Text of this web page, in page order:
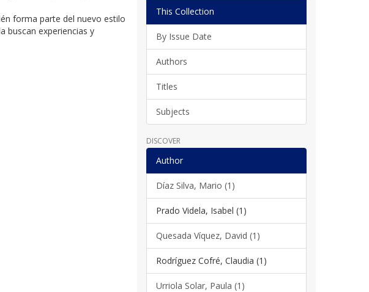
forma parte del nuevo estilo
buscan experiencias y
This Collection
By Issue Date
Authors
Titles
Subjects
DISCOVER
Author
Díaz Silva, Mario (1)
Prado Videla, Isabel (1)
Quesada Víquez, David (1)
Rodríguez Cofré, Claudia (1)
Urriola Solar, Paula (1)